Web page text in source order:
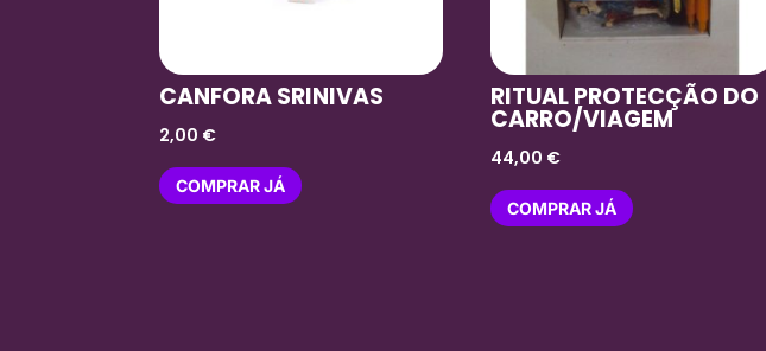
CANFORA SRINIVAS
2,00 €
COMPRAR JÁ
RITUAL PROTECÇÃO DO
CARRO/VIAGEM
44,00 €
COMPRAR JÁ